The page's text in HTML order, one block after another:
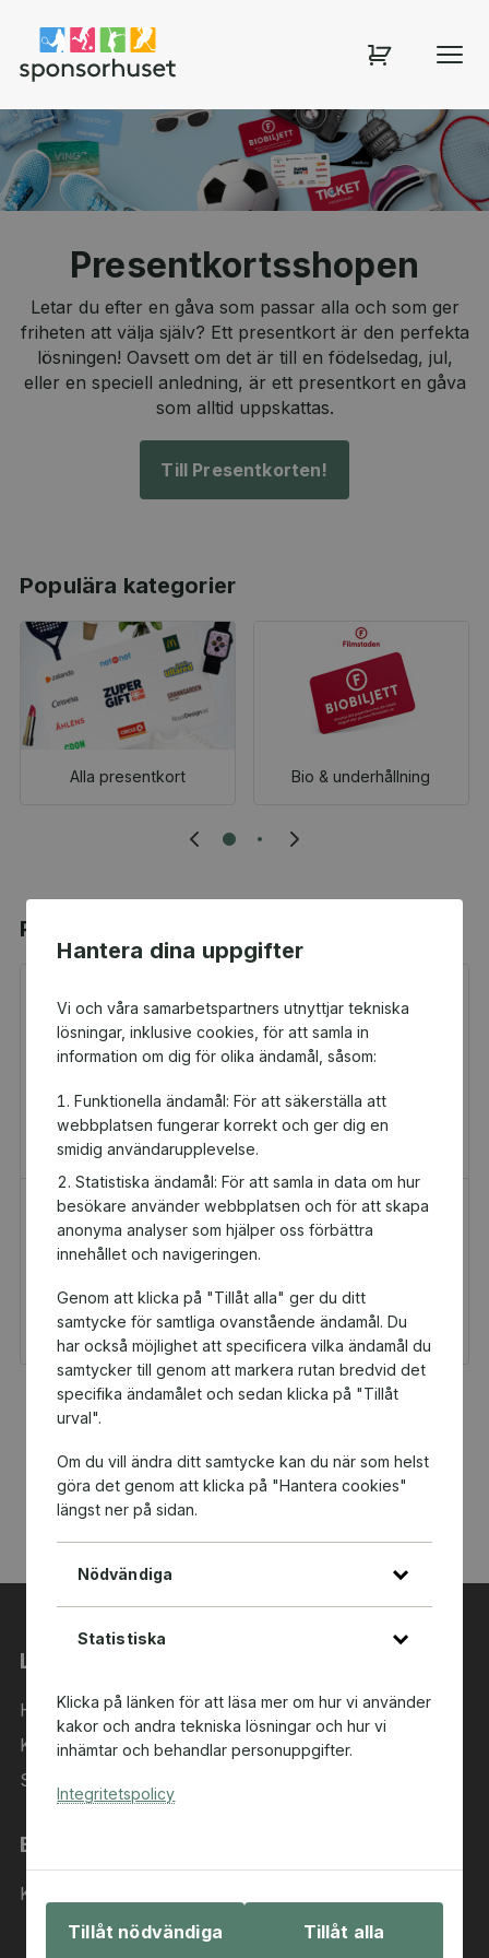
Hantera dina uppgifter
Vi och våra samarbetspartners utnyttjar tekniska
lösningar, inklusive cookies, för att samla in
information om dig för olika ändamål, såsom:
Funktionella ändamål: För att säkerställa att
webbplatsen fungerar korrekt och ger dig en
smidig användarupplevelse.
Statistiska ändamål: För att samla in data om hur
besökare använder webbplatsen och för att skapa
anonyma analyser som hjälper oss förbättra
innehållet och navigeringen.
Genom att klicka på "Tillåt alla" ger du ditt
samtycke för samtliga ovanstående ändamål. Du
har också möjlighet att specificera vilka ändamål du
samtycker till genom att markera rutan bredvid det
specifika ändamålet och sedan klicka på "Tillåt
urval".
Om du vill ändra ditt samtycke kan du när som helst
göra det genom att klicka på "Hantera cookies"
längst ner på sidan.
Nödvändiga
Statistiska
Klicka på länken för att läsa mer om hur vi använder
kakor och andra tekniska lösningar och hur vi
inhämtar och behandlar personuppgifter.
Integritetspolicy
Tillåt nödvändiga Tillåt alla
Sponsorhuset shop
Presentkortsshopen
Letar du efter en gåva som passar alla och som ger
friheten att välja själv? Ett presentkort är den perfekta
lösningen! Oavsett om det är till en födelsedag, jul,
eller en speciell anledning, är ett presentkort en gåva
som alltid uppskattas.
Till Presentkorten!
Populära kategorier
Alla presentkort Bio & underhållning
Populära produkter
H&M Presentkort
Presentkort
Du och Valbo FF får 5
kr tillbaka
Golfamore
Presentkort
Du och Valbo FF får
29,75 kr tillbaka
Länkar
Hem
Kategorier
Sök i sortimentet
Behöver du hjälp?
Kontakta oss